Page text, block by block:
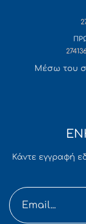
Mέσω του
Κάντε εγγραφή